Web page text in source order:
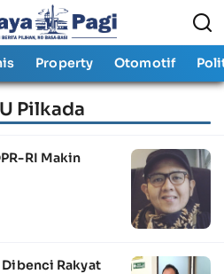
Property Otomotif
Pilkada
RI Makin
Dibenci Rakyat